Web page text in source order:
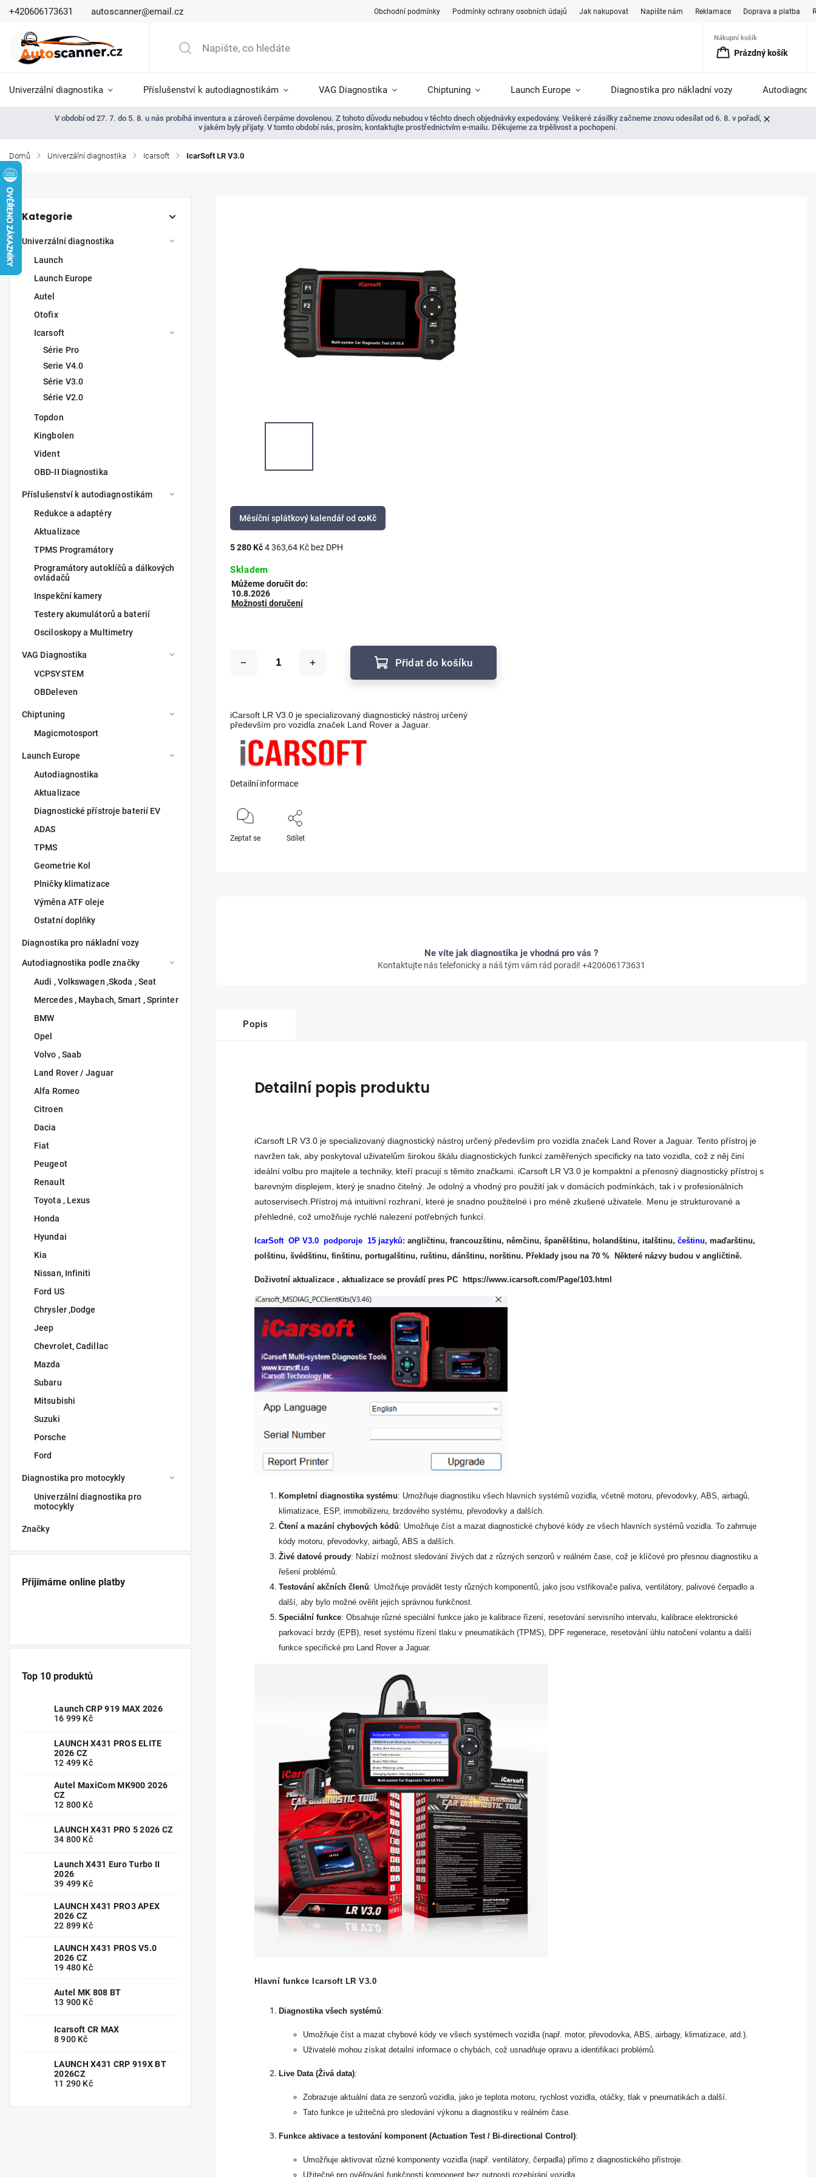
+420606173631 autoscanner@email.cz Obchodní podmínky Podmínky ochrany osobních údajů Jak nakupovat Napište nám Reklamace Doprava a platba
Nákupní košík
Prázdný košík
Univerzální diagnostika Příslušenství k autodiagnostikám VAG Diagnostika Chiptuning Launch Europe Diagnostika pro nákladní vozy
V období od 27. 7. do 5. 8. u nás probíhá inventura a zároveň čerpáme dovolenou. Z tohoto důvodu nebudou v těchto dnech objednávky expedovány. Veškeré zásilky začneme znovu odesílat od 6. 8. v pořadí,
v jakém byly přijaty. V tomto období nás, prosím, kontaktujte prostřednictvím e-mailu. Děkujeme za trpělivost a pochopení.
Domů / Univerzální diagnostika / Icarsoft / IcarSoft LR V3.0
Kategorie
Univerzální diagnostika
Launch
Launch Europe
Autel
Otofix
Icarsoft
Série Pro
Serie V4.0
Série V3.0
Série V2.0
Topdon
Kingbolen
Vident
OBD-II Diagnostika
Příslušenství k autodiagnostikám
Redukce a adaptéry
Aktualizace
TPMS Programátory
Programátory autoklíčů a dálkových
ovládačů
Inspekční kamery
Testery akumulátorů a baterií
Osciloskopy a Multimetry
VAG Diagnostika
VCPSYSTEM
OBDeleven
Chiptuning
Magicmotosport
Launch Europe
Autodiagnostika
Aktualizace
Diagnostické přístroje baterií EV
ADAS
TPMS
Geometrie Kol
Plničky klimatizace
Výměna ATF oleje
Ostatní doplňky
Diagnostika pro nákladní vozy
Autodiagnostika podle značky
Audi , Volkswagen ,Skoda , Seat
Mercedes , Maybach, Smart , Sprinter
BMW
Opel
Volvo , Saab
Land Rover / Jaguar
Alfa Romeo
Citroen
Dacia
Fiat
Peugeot
Renault
Toyota , Lexus
Honda
Hyundai
Kia
Nissan, Infiniti
Ford US
Chrysler ,Dodge
Jeep
Chevrolet, Cadillac
Mazda
Subaru
Mitsubishi
Suzuki
Porsche
Ford
Diagnostika pro motocykly
Univerzální diagnostika pro
motocykly
Značky
Přijímáme online platby
Top 10 produktů
Launch CRP 919 MAX 2026
16 999 Kč
LAUNCH X431 PROS ELITE
2026 CZ
12 499 Kč
Autel MaxiCom MK900 2026
CZ
12 800 Kč
LAUNCH X431 PRO 5 2026 CZ
34 800 Kč
Launch X431 Euro Turbo II
2026
39 499 Kč
LAUNCH X431 PRO3 APEX
2026 CZ
22 899 Kč
LAUNCH X431 PROS V5.0
2026 CZ
19 480 Kč
Autel MK 808 BT
13 900 Kč
Icarsoft CR MAX
8 900 Kč
LAUNCH X431 CRP 919X BT
2026CZ
11 290 Kč
Měsíční splátkový kalendář od ∞Kč
5 280 Kč4 363,64 Kč bez DPH
Skladem
Můžeme doručit do:
10.8.2026
Možnosti doručení
Přidat do košíku
iCarsoft LR V3.0 je specializovaný diagnostický nástroj určený
především pro vozidla značek Land Rover a Jaguar.
Detailní informace
Zeptat se Sdílet
Ne víte jak diagnostika je vhodná pro vás ?
Kontaktujte nás telefonicky a náš tým vám rád poradí! +420606173631
Popis
Detailní popis produktu
iCarsoft LR V3.0 je specializovaný diagnostický nástroj určený především pro vozidla značek Land Rover a Jaguar. Tento přístroj je
navržen tak, aby poskytoval uživatelům širokou škálu diagnostických funkcí zaměřených specificky na tato vozidla, což z něj činí
ideální volbu pro majitele a techniky, kteří pracují s těmito značkami. iCarsoft LR V3.0 je kompaktní a přenosný diagnostický přístroj s
barevným displejem, který je snadno čitelný. Je odolný a vhodný pro použití jak v domácích podmínkách, tak i v profesionálních
autoservisech.Přístroj má intuitivní rozhraní, které je snadno použitelné i pro méně zkušené uživatele. Menu je strukturované a
přehledné, což umožňuje rychlé nalezení potřebných funkcí.
IcarSoft OP V3.0 podporuje 15 jazyků: angličtinu, francouzštinu, němčinu, španělštinu, holandštinu, italštinu, češtinu, maďarštinu,
polštinu, švédštinu, finštinu, portugalštinu, ruštinu, dánštinu, norštinu. Překlady jsou na 70 % Některé názvy budou v angličtině.
Doživotní aktualizace , aktualizace se provádí pres PC https://www.icarsoft.com/Page/103.html
Kompletní diagnostika systému: Umožňuje diagnostiku všech hlavních systémů vozidla, včetně motoru, převodovky, ABS, airbagů,
klimatizace, ESP, immobilizeru, brzdového systému, převodovky a dalších.
Čtení a mazání chybových kódů: Umožňuje číst a mazat diagnostické chybové kódy ze všech hlavních systémů vozidla. To zahrnuje
kódy motoru, převodovky, airbagů, ABS a dalších.
Živé datové proudy: Nabízí možnost sledování živých dat z různých senzorů v reálném čase, což je klíčové pro přesnou diagnostiku a
řešení problémů.
Testování akčních členů: Umožňuje provádět testy různých komponentů, jako jsou vstřikovače paliva, ventilátory, palivové čerpadlo a
další, aby bylo možné ověřit jejich správnou funkčnost.
Speciální funkce: Obsahuje různé speciální funkce jako je kalibrace řízení, resetování servisního intervalu, kalibrace elektronické
parkovací brzdy (EPB), reset systému řízení tlaku v pneumatikách (TPMS), DPF regenerace, resetování úhlu natočení volantu a další
funkce specifické pro Land Rover a Jaguar.
Hlavní funkce Icarsoft LR V3.0
Diagnostika všech systémů:
Umožňuje číst a mazat chybové kódy ve všech systémech vozidla (např. motor, převodovka, ABS, airbagy, klimatizace, atd.).
Uživatelé mohou získat detailní informace o chybách, což usnadňuje opravu a identifikaci problémů.
Live Data (Živá data):
Zobrazuje aktuální data ze senzorů vozidla, jako je teplota motoru, rychlost vozidla, otáčky, tlak v pneumatikách a další.
Tato funkce je užitečná pro sledování výkonu a diagnostiku v reálném čase.
Funkce aktivace a testování komponent (Actuation Test / Bi-directional Control):
Umožňuje aktivovat různé komponenty vozidla (např. ventilátory, čerpadla) přímo z diagnostického přístroje.
Užitečné pro ověřování funkčnosti komponent bez nutnosti rozebírání vozidla.